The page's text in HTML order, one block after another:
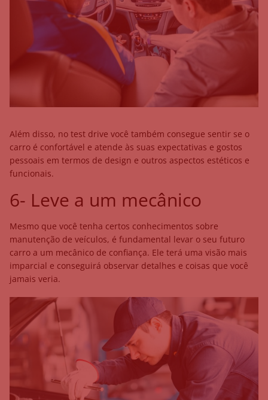
Além disso, no test drive você também consegue sentir se o
carro é confortável e atende às suas expectativas e gostos
pessoais em termos de design e outros aspectos estéticos e
funcionais.
6- Leve a um mecânico
Mesmo que você tenha certos conhecimentos sobre
manutenção de veículos, é fundamental levar o seu futuro
carro a um mecânico de confiança. Ele terá uma visão mais
imparcial e conseguirá observar detalhes e coisas que você
jamais veria.